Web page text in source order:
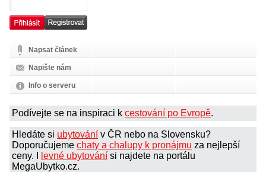
Napsat článek
Napište nám
Info o serveru
Podívejte se na inspiraci k cestování po Evropě.
Hledáte si ubytování v ČR nebo na Slovensku?
Doporučujeme chaty a chalupy k pronájmu za nejlepší
ceny. I
levné ubytování si najdete na portálu
MegaUbytko.cz.